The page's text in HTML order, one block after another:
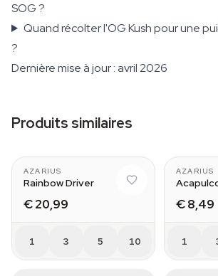
SOG ?
Quand récolter l'OG Kush pour une
?
Dernière mise à jour : avril 2026
Produits similaires
AZARIUS
Rainbow Driver
€ 20,99
1 3 5 10
AZARIUS
€ 8,49
1